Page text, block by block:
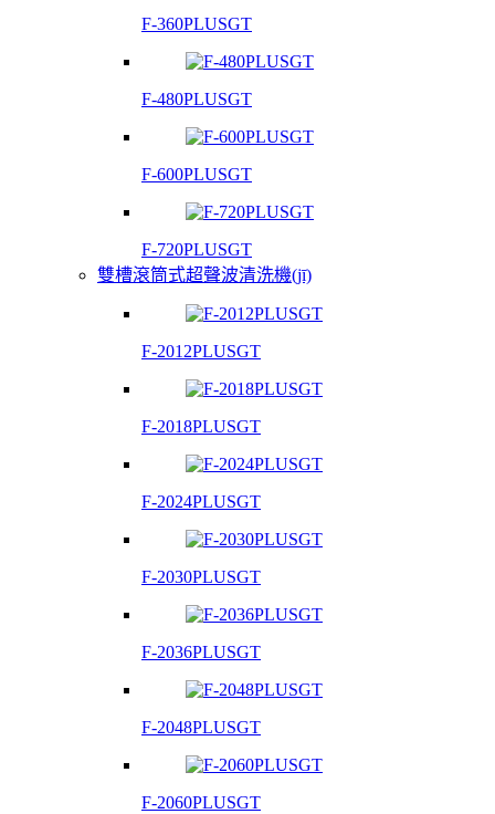
F-360PLUSGT
F-480PLUSGT
F-600PLUSGT
F-720PLUSGT
雙槽滾筒式超聲波清洗機(jī)
F-2012PLUSGT
F-2018PLUSGT
F-2024PLUSGT
F-2030PLUSGT
F-2036PLUSGT
F-2048PLUSGT
F-2060PLUSGT